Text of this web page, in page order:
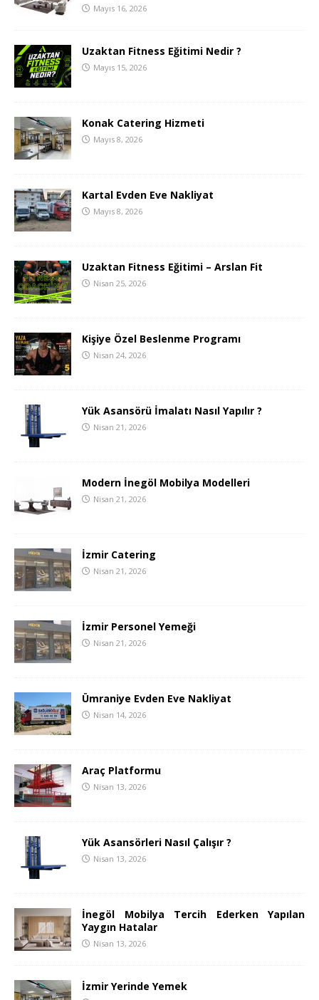
Mayıs 16, 2026
Uzaktan Fitness Eğitimi Nedir ?
Mayıs 15, 2026
Konak Catering Hizmeti
Mayıs 8, 2026
Kartal Evden Eve Nakliyat
Mayıs 8, 2026
Uzaktan Fitness Eğitimi – Arslan Fit
Nisan 25, 2026
Kişiye Özel Beslenme Programı
Nisan 24, 2026
Yük Asansörü İmalatı Nasıl Yapılır ?
Nisan 21, 2026
Modern İnegöl Mobilya Modelleri
Nisan 21, 2026
İzmir Catering
Nisan 21, 2026
İzmir Personel Yemeği
Nisan 21, 2026
Ümraniye Evden Eve Nakliyat
Nisan 14, 2026
Araç Platformu
Nisan 13, 2026
Yük Asansörleri Nasıl Çalışır ?
Nisan 13, 2026
İnegöl Mobilya Tercih Ederken Yapılan
Yaygın Hatalar
Nisan 13, 2026
İzmir Yerinde Yemek